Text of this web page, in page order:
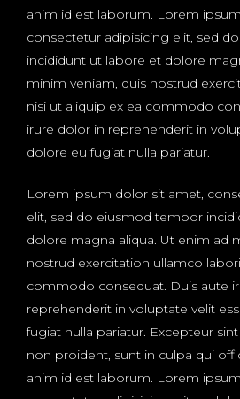
anim id est laborum. Lorem
consectetur adipisicing elit, sed
incididunt ut labore et dolore
minim veniam, quis nostrud
nisi ut aliquip ex ea commodo
irure dolor in reprehenderit in
dolore eu fugiat nulla pariatur.
Lorem ipsum dolor sit amet,
elit, sed do eiusmod tempor
dolore magna aliqua. Ut enim ad
nostrud exercitation ullamco
commodo consequat. Duis aute
reprehenderit in voluptate velit
fugiat nulla pariatur. Excepteur
non proident, sunt in culpa qui
anim id est laborum. Lorem